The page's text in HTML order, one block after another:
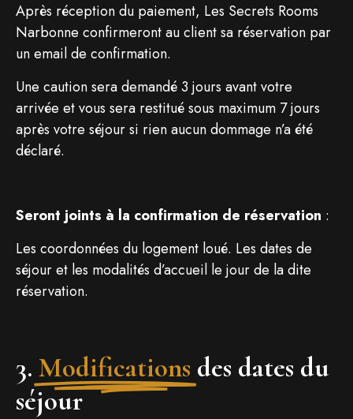
Après réception du paiement, Les Secrets Rooms
Narbonne confirmeront au client sa réservation par
un email de confirmation.
Une caution sera demandé 3 jours avant votre
arrivée et vous sera restitué sous maximum 7 jours
après votre séjour si rien aucun dommage n’a été
déclaré.
Seront joints à la confirmation de réservation :
Les coordonnées du logement loué. Les dates de
séjour et les modalités d’accueil le jour de la dite
réservation.
3. Modifications des dates du
séjour